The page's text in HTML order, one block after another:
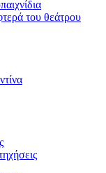
του θεάτρου